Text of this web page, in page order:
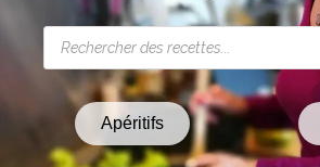
Apéritifs